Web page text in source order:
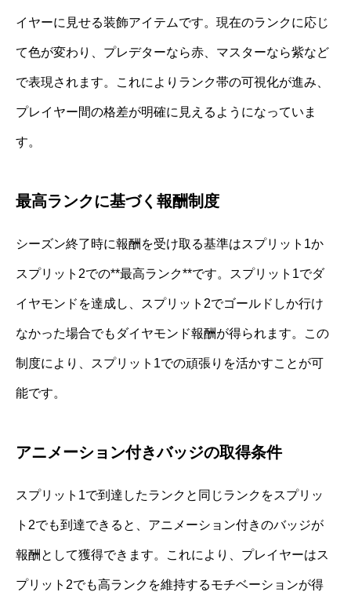
イヤーに見せる装飾アイテムです。現在のランクに応じ
て色が変わり、プレデターなら赤、マスターなら紫など
で表現されます。これによりランク帯の可視化が進み、
プレイヤー間の格差が明確に見えるようになっていま
す。
最高ランクに基づく報酬制度
シーズン終了時に報酬を受け取る基準はスプリット1か
スプリット2での**最高ランク**です。スプリット1でダ
イヤモンドを達成し、スプリット2でゴールドしか行け
なかった場合でもダイヤモンド報酬が得られます。この
制度により、スプリット1での頑張りを活かすことが可
能です。
アニメーション付きバッジの取得条件
スプリット1で到達したランクと同じランクをスプリッ
ト2でも到達できると、アニメーション付きのバッジが
報酬として獲得できます。これにより、プレイヤーはス
プリット2でも高ランクを維持するモチベーションが得